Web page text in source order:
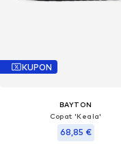
KUPON
BAYTON
Copat 'Keala'
68,85 €